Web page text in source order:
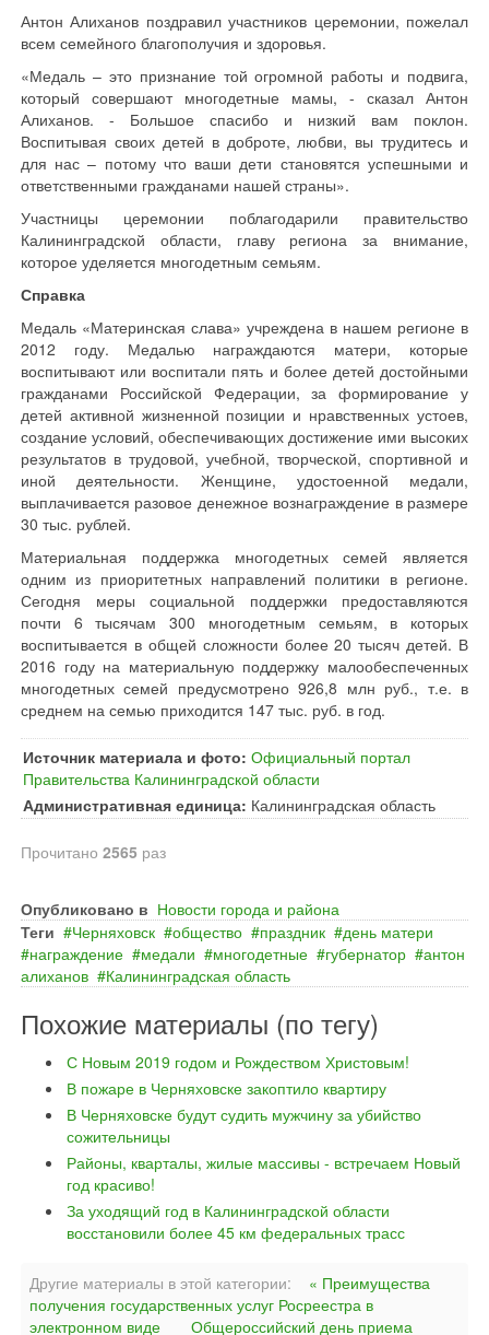
Антон Алиханов поздравил участников церемонии, пожелал
всем семейного благополучия и здоровья.
«Медаль – это признание той огромной работы и подвига,
который совершают многодетные мамы, - сказал Антон
Алиханов. - Большое спасибо и низкий вам поклон.
Воспитывая своих детей в доброте, любви, вы трудитесь и
для нас – потому что ваши дети становятся успешными и
ответственными гражданами нашей страны».
Участницы церемонии поблагодарили правительство
Калининградской области, главу региона за внимание,
которое уделяется многодетным семьям.
Справка
Медаль «Материнская слава» учреждена в нашем регионе в
2012 году. Медалью награждаются матери, которые
воспитывают или воспитали пять и более детей достойными
гражданами Российской Федерации, за формирование у
детей активной жизненной позиции и нравственных устоев,
создание условий, обеспечивающих достижение ими высоких
результатов в трудовой, учебной, творческой, спортивной и
иной деятельности. Женщине, удостоенной медали,
выплачивается разовое денежное вознаграждение в размере
30 тыс. рублей.
Материальная поддержка многодетных семей является
одним из приоритетных направлений политики в регионе.
Сегодня меры социальной поддержки предоставляются
почти 6 тысячам 300 многодетным семьям, в которых
воспитывается в общей сложности более 20 тысяч детей. В
2016 году на материальную поддержку малообеспеченных
многодетных семей предусмотрено 926,8 млн руб., т.е. в
среднем на семью приходится 147 тыс. руб. в год.
Источник материала и фото: Официальный портал
Правительства Калининградской области
Административная единица: Калининградская область
Прочитано 2565 раз
Опубликовано в Новости города и района
Теги
Черняховск общество праздник
день матери
награждение
медали многодетные губернатор
антон
алиханов
Калининградская область
Похожие материалы (по тегу)
С Новым 2019 годом и Рождеством Христовым!
В пожаре в Черняховске закоптило квартиру
В Черняховске будут судить мужчину за убийство
сожительницы
Районы, кварталы, жилые массивы - встречаем Новый
год красиво!
За уходящий год в Калининградской области
восстановили более 45 км федеральных трасс
Другие материалы в этой категории:
« Преимущества
получения государственных услуг Росреестра в
электронном виде
Общероссийский день приема